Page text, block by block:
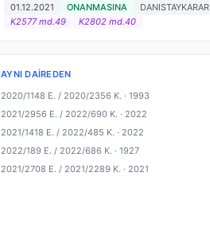
01.12.2021
ONANMASINA DANISTAYKARAR
K2577 md.49
K2802 md.40
AYNI DAIREDEN
2020/1148 E. / 2020/2356 K. · 1993
2021/2956 E. / 2022/690 K. · 2022
2021/1418 E. / 2022/485 K. · 2022
2022/189 E. / 2022/686 K. · 1927
2021/2708 E. / 2021/2289 K. · 2021